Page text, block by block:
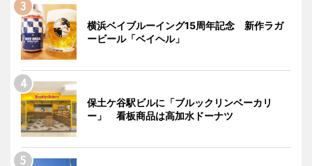
横浜ベイブルーイング15周年記念 新作ラガ
ービール「ベイヘル」
保土ケ谷駅ビルに「ブルックリンベーカリ
ー」 看板商品は高加水ドーナツ